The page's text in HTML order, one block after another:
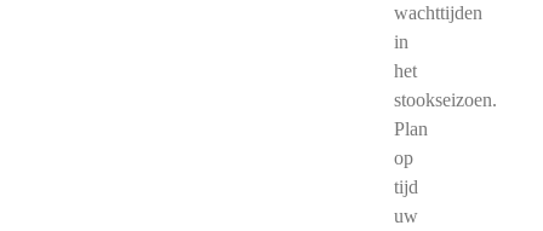
wachttijden
in
het
stookseizoen.
Plan
op
tijd
uw